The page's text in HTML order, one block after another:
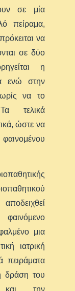
σε μία
πείραμα,
να
σε δύο
η
ενώ στην
να το
τελικά
ώστε να
μια
ιατρική
πειράματα
δράση του
και την